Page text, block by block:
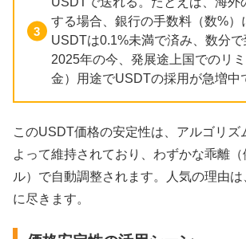
する場合、銀行の手数料（数%）
USDTは0.1%未満で済み、数分で
2025年の今、発展途上国でのリ
金）用途でUSDTの採用が急増中
このUSDT価格の安定性は、アルゴリズ
よって維持されており、わずかな乖離（
ル）で自動調整されます。人気の理由は
に尽きます。